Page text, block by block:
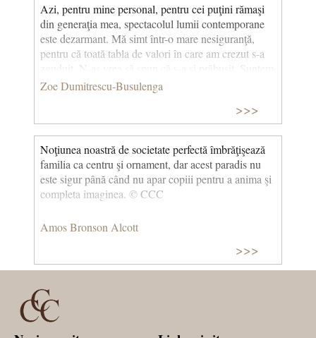
Azi, pentru mine personal, pentru cei puţini rămaşi
din generaţia mea, spectacolul lumii contemporane
este dezarmant. Mă simt într-o mare nesiguranţă,
pentru că toată tabla de valori în care am crezut s-a
zguduit. N-aş vrea să spun că s-a şi prăbuşit. Suntem
însă neliniştiţi, puţin nedumeriţi, suntem şi trişti; ceea
ce se petrece pe planetă nu-ţi dă senzaţia unei liniştiri
iminente. Ce se întâmplă acum seamănă cu perioada
prăbuşirii Imperiului Roman, dar acele zguduiri erau
provocate de venirea lui Iisus: era înlocuită o
pseudospiritualitate cu spiritualitatea adevărată. Dar
cine vine la noi astăzi? Ai zice că mai degrabă vine
Antichristul, nu Mântuitorul. Nădăjduiesc ca
omenirea să-şi revină din această clipă de orbire, care
Zoe Dumitrescu-Busulenga
>>>
Noţiunea noastră de societate perfectă îmbrăţişează
familia ca centru şi ornament, dar acest paradis nu
este sigur până când nu apar copiii pentru a anima şi
completa imaginea. © CCC
Amos Bronson Alcott
>>>